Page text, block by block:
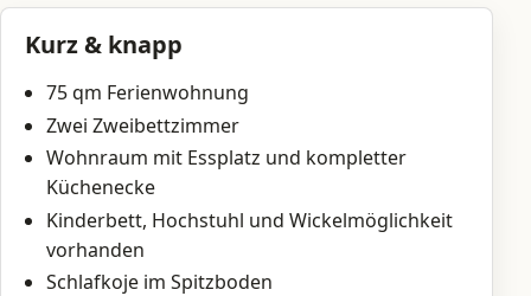
Kurz & knapp
75 qm Ferienwohnung
Zwei Zweibettzimmer
Wohnraum mit Essplatz und kompletter
Küchenecke
Kinderbett, Hochstuhl und Wickelmöglichkeit
vorhanden
Schlafkoje im Spitzboden